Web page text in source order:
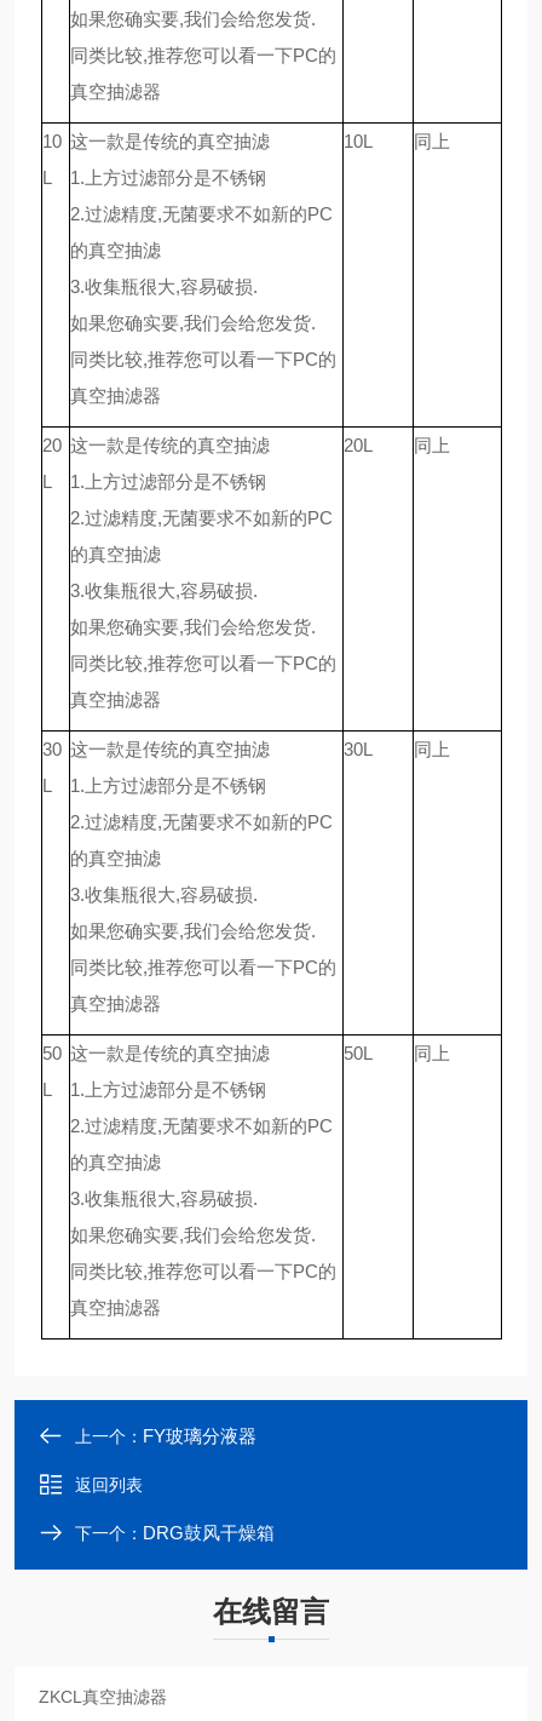
如果您确实要,我们会给您发货.
同类比较,推荐您可以看一下PC的
真空抽滤器
10
L
这一款是传统的真空抽滤
1.上方过滤部分是不锈钢
2.过滤精度,无菌要求不如新的PC
的真空抽滤
3.收集瓶很大,容易破损.
如果您确实要,我们会给您发货.
同类比较,推荐您可以看一下PC的
真空抽滤器
10L 同上
20
L
这一款是传统的真空抽滤
1.上方过滤部分是不锈钢
2.过滤精度,无菌要求不如新的PC
的真空抽滤
3.收集瓶很大,容易破损.
如果您确实要,我们会给您发货.
同类比较,推荐您可以看一下PC的
真空抽滤器
20L 同上
30
L
这一款是传统的真空抽滤
1.上方过滤部分是不锈钢
2.过滤精度,无菌要求不如新的PC
的真空抽滤
3.收集瓶很大,容易破损.
如果您确实要,我们会给您发货.
同类比较,推荐您可以看一下PC的
真空抽滤器
30L 同上
50
L
这一款是传统的真空抽滤
1.上方过滤部分是不锈钢
2.过滤精度,无菌要求不如新的PC
的真空抽滤
3.收集瓶很大,容易破损.
如果您确实要,我们会给您发货.
同类比较,推荐您可以看一下PC的
真空抽滤器
50L 同上
上一个： FY玻璃分液器
返回列表
下一个： DRG鼓风干燥箱
在线留言